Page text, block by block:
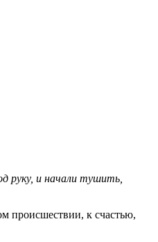
руку, и начали тушить,
происшествии, к счастью,